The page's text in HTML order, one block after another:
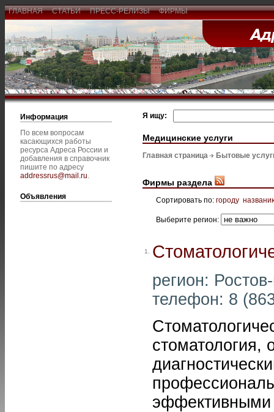
ГЛАВНАЯ СТАТЬИ ПРЕСС-РЕЛИЗЫ ФИРМЫ
Информация
По всем вопросам
касающихся работы
ресурса Адреса России и
добавления в справочник
пишите по адресу
addressrus@mail.ru.
Объявления
Я ищу:
Медицинские услуги
Главная страница Бытовые
Фирмы раздела
Сортировать по: городу
Выберите регион:
1.
регион:
телефон: 8
стоматология,
эффективными